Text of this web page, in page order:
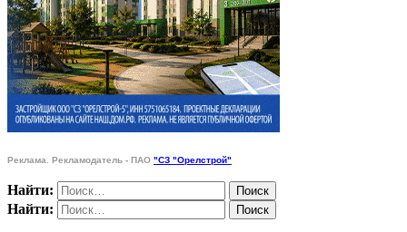
Реклама. Рекламодатель - ПАО "СЗ "Орелстрой"
Найти:
Найти: